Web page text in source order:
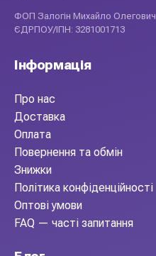
ФОП Залогін Михайло Олегович
ЄДРПОУ/ІПН: 3281001713
Інформація
Про нас
Доставка
Оплата
Повернення та обмін
Знижки
Політика конфіденційності
Оптові умови
FAQ — часті запитання